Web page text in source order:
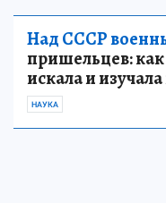
Над СССР
пришельцев: как
искала и
НАУКА